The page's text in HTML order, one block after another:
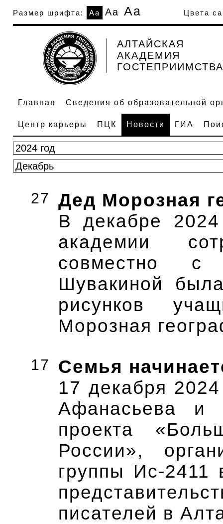
Размер шрифта: Аа Аа Аа Цвета
АЛТАЙСКАЯ
АКАДЕМИЯ
ГОСТЕПРИИМСТВА
Главная Сведения об образовательной
Центр карьеры ПЦК Новости ГИА
27
Дед Морозная
В декабре
академии
совместно с
Шувакиной
рисунков
Морозная
17
Семья
17 декабря
Афанасьева и
проекта
России»,
группы Ис-2411
писателей в